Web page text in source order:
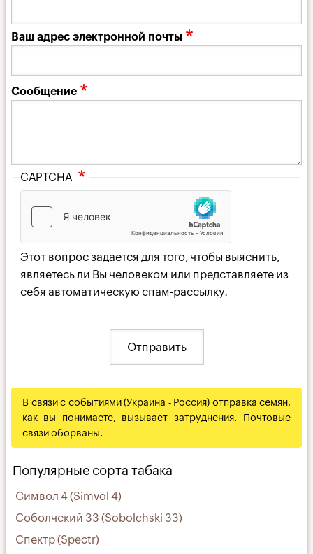
Ваш адрес электронной почты
Сообщение
CAPTCHA
Этот вопрос задается для того, чтобы выяснить,
являетесь ли Вы человеком или представляете из
себя автоматическую спам-рассылку.
В связи с событиями (Украина - Россия) отправка семян,
как вы понимаете, вызывает затруднения. Почтовые
связи оборваны.
Популярные сорта табака
Символ 4 (Simvol 4)
Соболчский 33 (Sobolchski 33)
Спектр (Spectr)